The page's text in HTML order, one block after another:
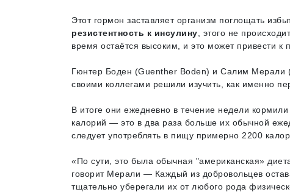
Этот гормон заставляет организм поглощать
резистентность к инсулину , этого не
время остаётся высоким, и это может привести
Гюнтер Боден (Guenther Boden) и Салим Мерали
своими коллегами решили изучить, как именно
В итоге они ежедневно в течение недели
калорий — это в два раза больше их обычной
следует употреблять в пищу примерно 2200
«По сути, это была обычная "американская»
говорит Мерали — Каждый из добровольцев
тщательно уберегали их от любого рода